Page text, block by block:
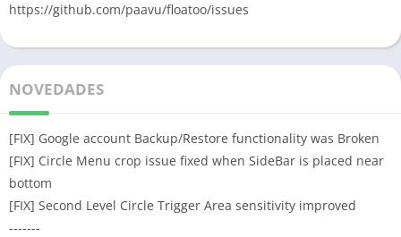
https://github.com/paavu/floatoo/issues
NOVEDADES
[FIX] Google account Backup/Restore functionality was Broken
[FIX] Circle Menu crop issue fixed when SideBar is placed near
bottom
[FIX] Second Level Circle Trigger Area sensitivity improved
-------